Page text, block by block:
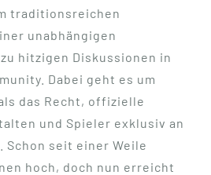
traditionsreichen
unabhängigen
hitzigen Diskussionen in
Dabei geht es um
das Recht, offizielle
und Spieler exklusiv an
Schon seit einer Weile
hoch, doch nun erreicht